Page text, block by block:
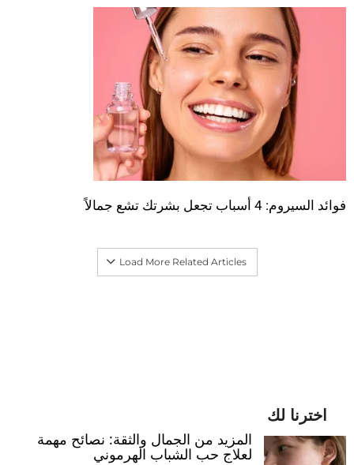
فوائد السيروم: 4 أسباب تجعل بشرتك تشع جمالاً
Load More Related Articles
اخترنا لك
المزيد من الجمال والثقة: نصائح مهمة
لعلاج حب الشباب الهرموني